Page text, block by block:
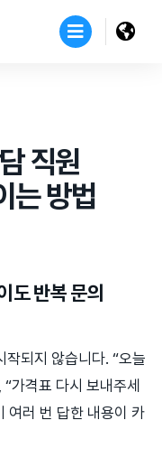
직원
는 방법
도 반복 문의
되지 않습니다. “오늘
가격표 다시 보내주세
여러 번 답한 내용이 카